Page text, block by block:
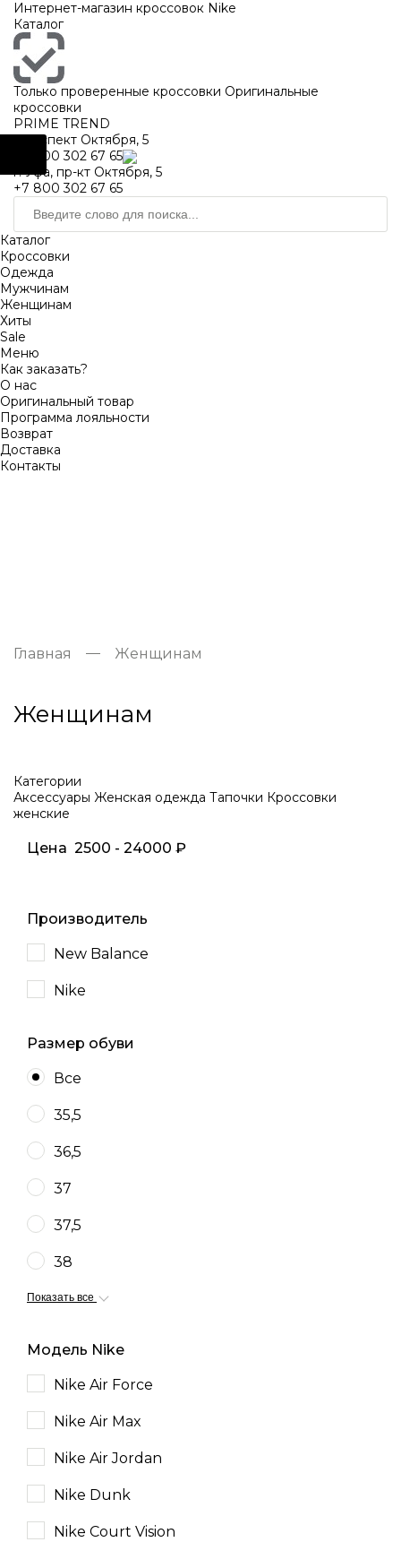
https://m9.by/elektronika/kompuytery/komplektuysie-dly-pk/
https://m9.by/elektronika/kompuytery/komplektuysie-dly-pk/
комплектующие для пк цены
Комплектующие для компьютера
Интернет-магазин кроссовок Nike
Каталог
Только проверенные кроссовки Оригинальные
кроссовки
PRIME TREND
Проспект Октября, 5
+7 800 302 67 65
г. Уфа, пр-кт Октября, 5
+7 800 302 67 65
Каталог
Кроссовки
Одежда
Мужчинам
Женщинам
Хиты
Sale
Меню
Как заказать?
О нас
Оригинальный товар
Программа лояльности
Возврат
Доставка
Контакты
Главная Женщинам
Женщинам
Категории
Аксессуары Женская одежда Тапочки Кроссовки
женские
Цена 2500 - 24000 ₽
Производитель
New Balance
Nike
Размер обуви
Все
35,5
36,5
37
37,5
38
Показать все
Модель Nike
Nike Air Force
Nike Air Max
Nike Air Jordan
Nike Dunk
Nike Court Vision